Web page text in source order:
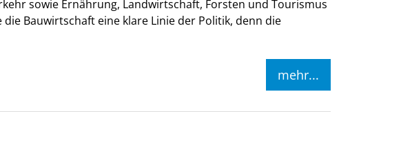
sowie Ernährung, Landwirtschaft, Forsten und Tourismus
Bauwirtschaft eine klare Linie der Politik, denn die
mehr...